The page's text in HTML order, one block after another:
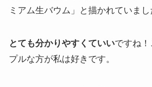
ミアム生バウム」と描かれていまし
とても分かりやすくていいですね
プルな方が私は好きです。